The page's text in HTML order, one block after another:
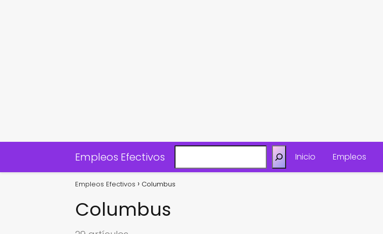
Empleos Efectivos Inicio Empleos
Empleos Efectivos Columbus
Columbus